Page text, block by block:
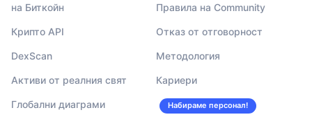
на Биткойн
Крипто API
DexScan
Активи от реалния свят
Глобални диаграми
Правила на Community
Отказ от отговорност
Методология
Кариери
Набираме персонал!